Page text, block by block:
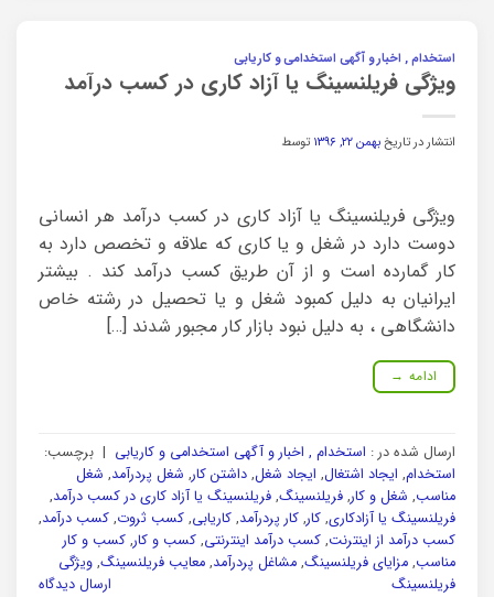
استخدام , اخبار و آگهی استخدامی و کاریابی
ویژگی فریلنسینگ یا آزاد کاری در کسب درآمد
انتشار در تاریخبهمن ۲۲, ۱۳۹۶ توسط
ویژگی فریلنسینگ یا آزاد کاری در کسب درآمد هر انسانی
دوست دارد در شغل و یا کاری که علاقه و تخصص دارد به
کار گمارده است و از آن طریق کسب درآمد کند . بیشتر
ایرانیان به دلیل کمبود شغل و یا تحصیل در رشته خاص
دانشگاهی ، به دلیل نبود بازار کار مجبور شدند […]
ادامه →
ارسال شده در : استخدام , اخبار و آگهی استخدامی و کاریابی | برچسب:
استخدام, ایجاد اشتغال, ایجاد شغل, داشتن کار, شغل پردرآمد, شغل
مناسب, شغل و کار, فریلنسینگ, فریلنسینگ یا آزاد کاری در کسب درآمد,
فریلنسینگ یا آزادکاری, کار, کار پردرآمد, کاریابی, کسب ثروت, کسب درآمد,
کسب درآمد از اینترنت, کسب درآمد اینترنتی, کسب و کار, کسب و کار
مناسب, مزایای فریلنسینگ, مشاغل پردرآمد, معایب فریلنسینگ, ویژگی
فریلنسینگ
ارسال دیدگاه